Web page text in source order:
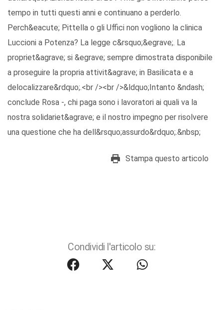
tempo in tutti questi anni e continuano a perderlo.
Perch&eacute; Pittella o gli Uffici non vogliono la clinica
Luccioni a Potenza? La legge c&rsquo;&egrave;. La
propriet&agrave; si &egrave; sempre dimostrata disponibile
a proseguire la propria attivit&agrave; in Basilicata e a
delocalizzare&rdquo;.<br /><br />&ldquo;Intanto &ndash;
conclude Rosa -, chi paga sono i lavoratori ai quali va la
nostra solidariet&agrave; e il nostro impegno per risolvere
una questione che ha dell&rsquo;assurdo&rdquo;.&nbsp;
Stampa questo articolo
Condividi l'articolo su: